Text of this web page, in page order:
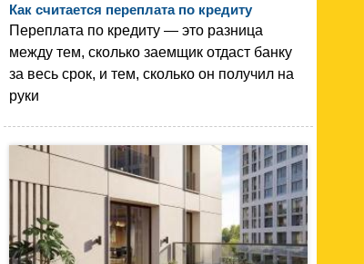
Как считается переплата по кредиту
Переплата по кредиту — это разница
между тем, сколько заемщик отдаст банку
за весь срок, и тем, сколько он получил на
руки